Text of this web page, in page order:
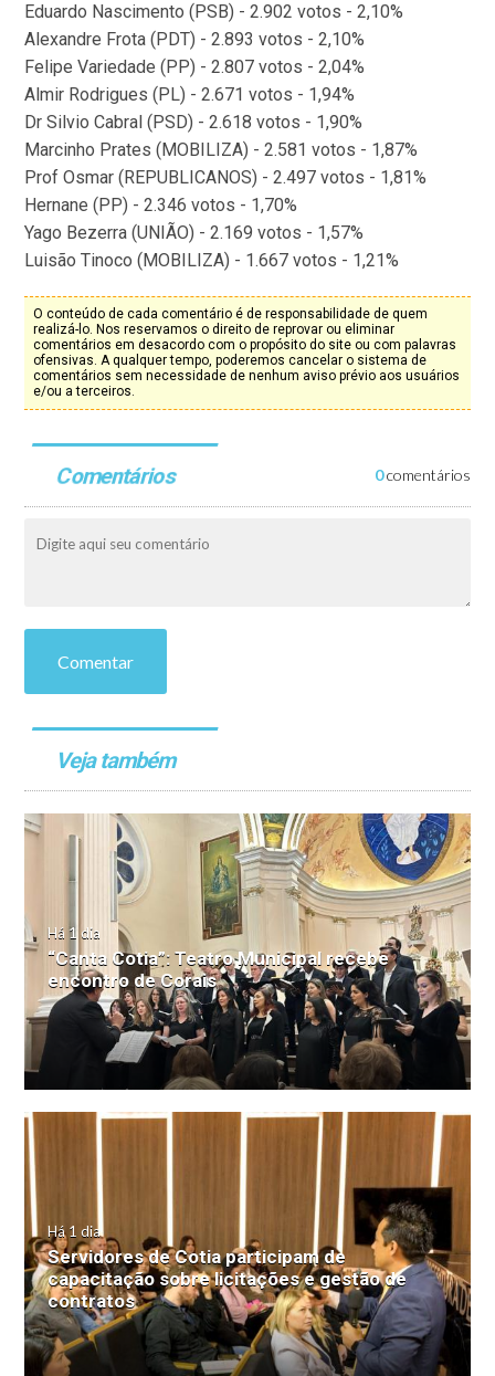
Eduardo Nascimento (PSB) - 2.902 votos - 2,10%
Alexandre Frota (PDT) - 2.893 votos - 2,10%
Felipe Variedade (PP) - 2.807 votos - 2,04%
Almir Rodrigues (PL) - 2.671 votos - 1,94%
Dr Silvio Cabral (PSD) - 2.618 votos - 1,90%
Marcinho Prates (MOBILIZA) - 2.581 votos - 1,87%
Prof Osmar (REPUBLICANOS) - 2.497 votos - 1,81%
Hernane (PP) - 2.346 votos - 1,70%
Yago Bezerra (UNIÃO) - 2.169 votos - 1,57%
Luisão Tinoco (MOBILIZA) - 1.667 votos - 1,21%
O conteúdo de cada comentário é de responsabilidade de quem
realizá-lo. Nos reservamos o direito de reprovar ou eliminar
comentários em desacordo com o propósito do site ou com palavras
ofensivas. A qualquer tempo, poderemos cancelar o sistema de
comentários sem necessidade de nenhum aviso prévio aos usuários
e/ou a terceiros.
Comentários 0comentários
Comentar
Veja também
Há 1 dia
“Canta Cotia”: Teatro Municipal recebe
encontro de Corais
Há 1 dia
Servidores de Cotia participam de
capacitação sobre licitações e gestão de
contratos